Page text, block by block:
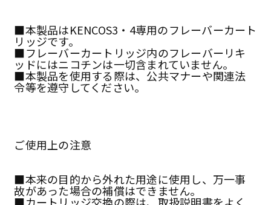
■本製品はKENCOS3・4専用のフレーバーカート
リッジです。
■フレーバーカートリッジ内のフレーバーリキ
ッドにはニコチンは一切含まれていません。
■本製品を使用する際は、公共マナーや関連法
令等を遵守してください。
ご使用上の注意
■本来の目的から外れた用途に使用し、万一事
故があった場合の補償はできません。